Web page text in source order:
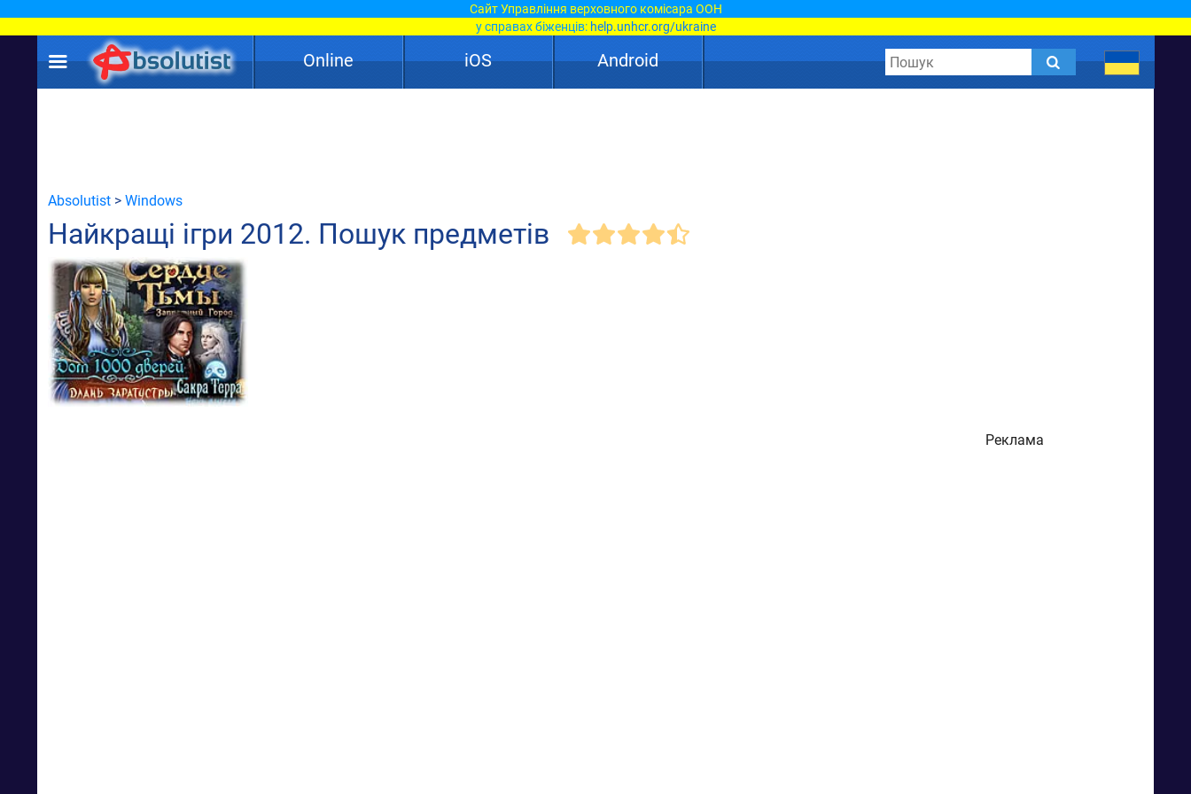
Сайт Управління верховного комісара ООН
у справах біженців: help.unhcr.org/ukraine
Online iOS Android
Absolutist > Windows
Найкращі ігри 2012. Пошук предметів
Реклама